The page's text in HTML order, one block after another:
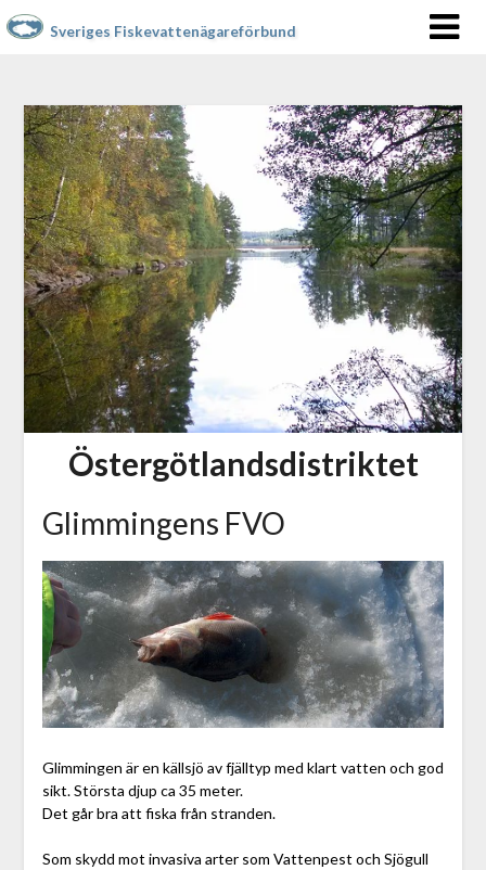
Sveriges Fiskevattenägareförbund
Östergötlandsdistriktet
Glimmingens FVO
Glimmingen är en källsjö av fjälltyp med klart vatten och god
sikt. Största djup ca 35 meter.
Det går bra att fiska från stranden.
Som skydd mot invasiva arter som Vattenpest och Sjögull